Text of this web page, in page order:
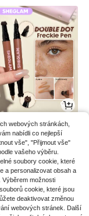
.88€webových stránkách,
nabídli co nejlepší
vše", "Přijmout vše"
vašeho výběru.
soubory cookie, které
a personalizovat obsah a
Výběrem možnosti
cookie, které jsou
deaktivovat změnou
webových stránek. Další